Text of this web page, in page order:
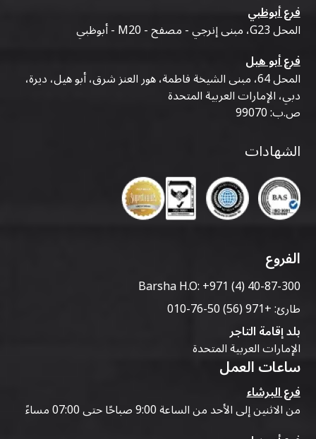
فرع أبوظبي
المحل G23، مبنى إنرجي - مصفح - M20 - أبوظبي
فرع أبو هيل
المحل 64، مبنى الشيخة فاطمة، هور العنز شرق، أبو هيل، ديرة،
دبي، الإمارات العربية المتحدة
ص.ب: 99070
الشهادات
الفروع
Barsha H.O:+971 (4) 40-87-300
طارئ:+971 (56) 50-76-010
بلد إقامة التاجر
الإمارات العربية المتحدة
ساعات العمل
فرع البرشاء
من الاثنين إلى الأحد من الساعة 9:00 صباحًا حتى 07:00 مساءً